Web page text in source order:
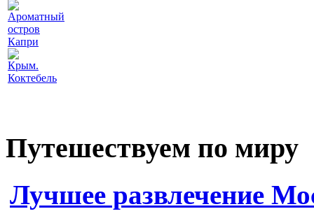
Ароматный
остров
Капри
Крым.
Коктебель
Путешествуем по миру
Лучшее развлечение